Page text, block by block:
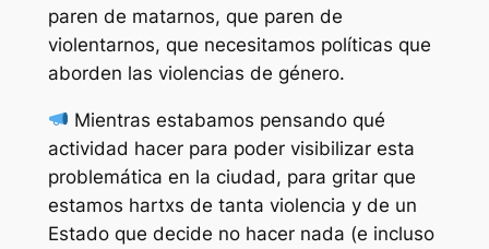
paren de matarnos, que paren de
violentarnos, que necesitamos políticas que
aborden las violencias de género.
Mientras estabamos pensando qué
actividad hacer para poder visibilizar esta
problemática en la ciudad, para gritar que
estamos hartxs de tanta violencia y de un
Estado que decide no hacer nada (e incluso